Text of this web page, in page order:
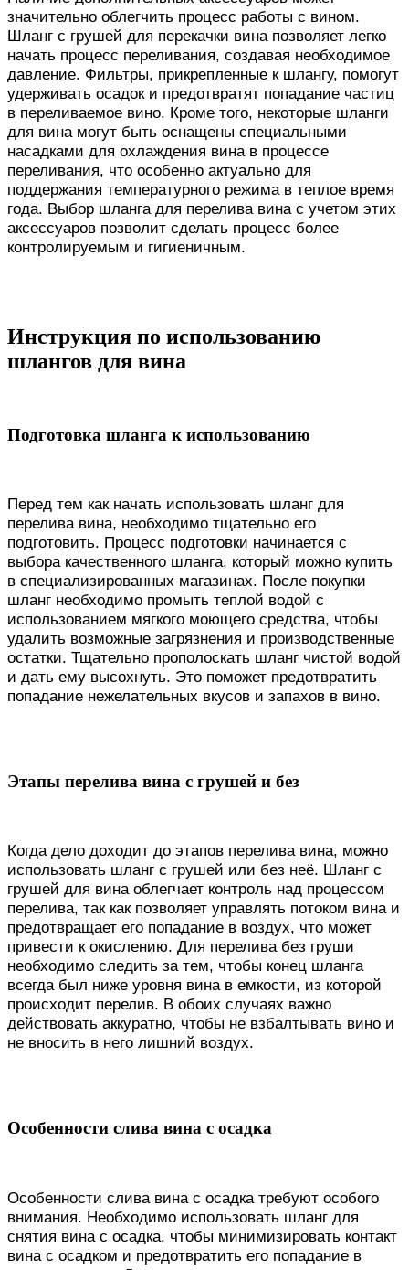
значительно облегчить процесс работы с вином.
Шланг с грушей для перекачки вина позволяет легко
начать процесс переливания, создавая необходимое
давление. Фильтры, прикрепленные к шлангу, помогут
удерживать осадок и предотвратят попадание частиц
в переливаемое вино. Кроме того, некоторые шланги
для вина могут быть оснащены специальными
насадками для охлаждения вина в процессе
переливания, что особенно актуально для
поддержания температурного режима в теплое время
года. Выбор шланга для перелива вина с учетом этих
аксессуаров позволит сделать процесс более
контролируемым и гигиеничным.
Инструкция по использованию
шлангов для вина
Подготовка шланга к использованию
Перед тем как начать использовать шланг для
перелива вина, необходимо тщательно его
подготовить. Процесс подготовки начинается с
выбора качественного шланга, который можно купить
в специализированных магазинах. После покупки
шланг необходимо промыть теплой водой с
использованием мягкого моющего средства, чтобы
удалить возможные загрязнения и производственные
остатки. Тщательно прополоскать шланг чистой водой
и дать ему высохнуть. Это поможет предотвратить
попадание нежелательных вкусов и запахов в вино.
Этапы перелива вина с грушей и без
Когда дело доходит до этапов перелива вина, можно
использовать шланг с грушей или без неё. Шланг с
грушей для вина облегчает контроль над процессом
перелива, так как позволяет управлять потоком вина и
предотвращает его попадание в воздух, что может
привести к окислению. Для перелива без груши
необходимо следить за тем, чтобы конец шланга
всегда был ниже уровня вина в емкости, из которой
происходит перелив. В обоих случаях важно
действовать аккуратно, чтобы не взбалтывать вино и
не вносить в него лишний воздух.
Особенности слива вина с осадка
Особенности слива вина с осадка требуют особого
внимания. Необходимо использовать шланг для
снятия вина с осадка, чтобы минимизировать контакт
вина с осадком и предотвратить его попадание в